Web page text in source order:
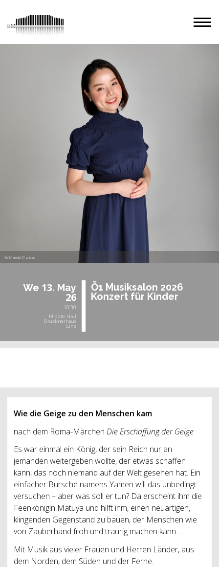
Aki Maeda © privat
We 13. May
26
10:30
Middle Hall
Brucknerhaus
Linz
Ö1 Mu­sik­sa­lon 2026
Kon­zert für Kin­der
Wie die Geige zu den Menschen kam
nach dem Roma-Märchen Die Erschaffung der Geige
Es war einmal ein König, der sein Reich nur an
jemanden weitergeben wollte, der etwas schaffen
kann, das noch niemand auf der Welt gesehen hat. Ein
einfacher Bursche namens Yamen will das unbedingt
versuchen – aber was soll er tun? Da erscheint ihm die
Feenkönigin Matuya und hilft ihm, einen neuartigen,
klingenden Gegenstand zu bauen, der Menschen wie
von Zauberhand froh und traurig machen kann …
Mit Musik aus vieler Frauen und Herren Länder, aus
dem Norden, dem Süden und der Ferne.